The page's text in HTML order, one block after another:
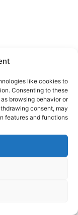
like cookies to
Consenting to these
browsing behavior or
consent, may
features and functions.
האתר
כל